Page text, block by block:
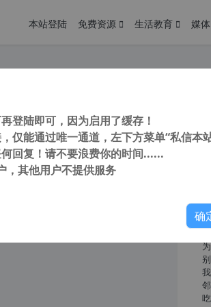
本站登陆 免费资源 生活教育 媒
v9.7.3.8 中文版 数据恢复软件
注意： 由于网站空间位于国
您
登陆即可，因为启用了缓存！
仅能通过唯一通道，左下方菜单“私信本
回复！请不要浪费你的时间......
，其他用户不提供服务
确